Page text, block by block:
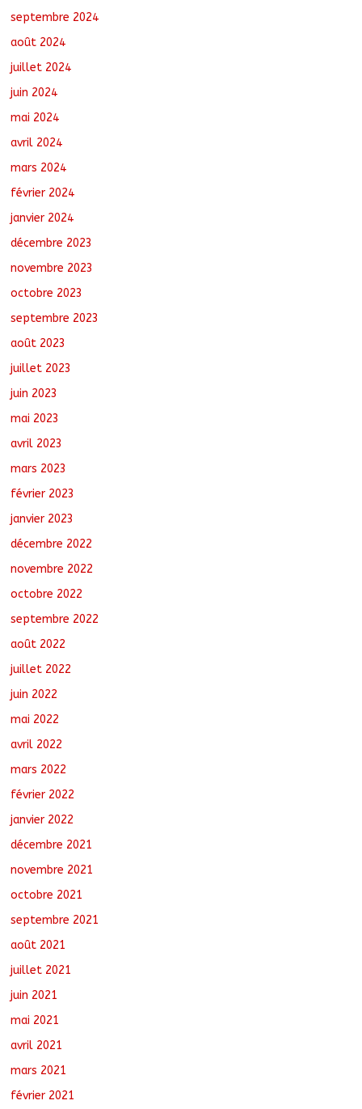
septembre 2024
août 2024
juillet 2024
juin 2024
mai 2024
avril 2024
mars 2024
février 2024
janvier 2024
décembre 2023
novembre 2023
octobre 2023
septembre 2023
août 2023
juillet 2023
juin 2023
mai 2023
avril 2023
mars 2023
février 2023
janvier 2023
décembre 2022
novembre 2022
octobre 2022
septembre 2022
août 2022
juillet 2022
juin 2022
mai 2022
avril 2022
mars 2022
février 2022
janvier 2022
décembre 2021
novembre 2021
octobre 2021
septembre 2021
août 2021
juillet 2021
juin 2021
mai 2021
avril 2021
mars 2021
février 2021